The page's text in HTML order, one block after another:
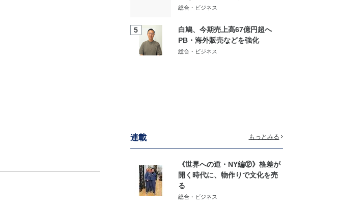
総合・ビジネス
5
白鳩、今期売上高67億円超へ
PB・海外販売などを強化
総合・ビジネス
連載 もっとみる
《世界への道・NY編⑫》格差が
開く時代に、物作りで文化を売
る
総合・ビジネス